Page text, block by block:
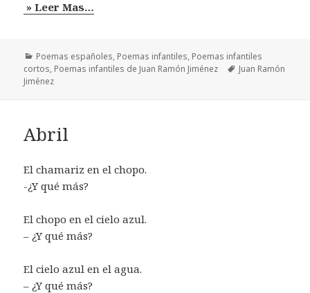
» Leer Mas…
Categorías
Poemas españoles, Poemas infantiles, Poemas infantiles
cortos, Poemas infantiles de Juan Ramón Jiménez Etiquetas
Juan Ramón
Jiménez
Abril
El chamariz en el chopo.
-¿Y qué más?
El chopo en el cielo azul.
– ¿Y qué más?
El cielo azul en el agua.
– ¿Y qué más?